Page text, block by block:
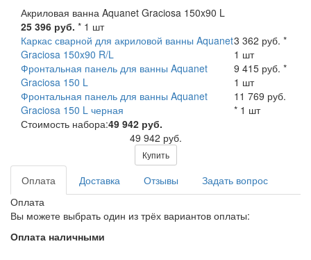
Акриловая ванна Aquanet Graciosa 150x90 L
25 396 руб. * 1 шт
Каркас сварной для акриловой ванны Aquanet
Graciosa 150x90 R/L
3 362 руб. *
1 шт
Фронтальная панель для ванны Aquanet
Graciosa 150 L
9 415 руб. *
1 шт
Фронтальная панель для ванны Aquanet
Graciosa 150 L черная
11 769 руб.
* 1 шт
Стоимость набора:49 942 руб.
49 942 руб.
Купить
Оплата Доставка Отзывы
Задать вопрос
Оплата
Вы можете выбрать один из трёх вариантов оплаты:
Оплата наличными